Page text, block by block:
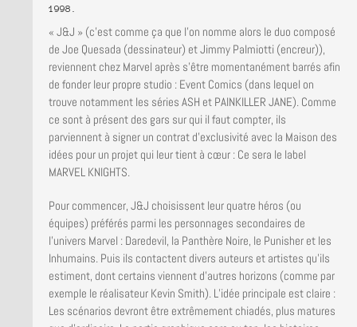
1998.
« J&J » (c’est comme ça que l’on nomme alors le duo composé
de Joe Quesada (dessinateur) et Jimmy Palmiotti (encreur)),
reviennent chez Marvel après s’être momentanément barrés afin
de fonder leur propre studio : Event Comics (dans lequel on
trouve notamment les séries ASH et PAINKILLER JANE). Comme
ce sont à présent des gars sur qui il faut compter, ils
parviennent à signer un contrat d’exclusivité avec la Maison des
idées pour un projet qui leur tient à cœur : Ce sera le label
MARVEL KNIGHTS.
Pour commencer, J&J choisissent leur quatre héros (ou
équipes) préférés parmi les personnages secondaires de
l’univers Marvel : Daredevil, la Panthère Noire, le Punisher et les
Inhumains. Puis ils contactent divers auteurs et artistes qu’ils
estiment, dont certains viennent d’autres horizons (comme par
exemple le réalisateur Kevin Smith). L’idée principale est claire :
Les scénarios devront être extrêmement chiadés, plus matures